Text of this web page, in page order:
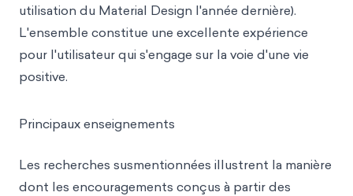
utilisation du Material Design l'année dernière).
L'ensemble constitue une excellente expérience
pour l'utilisateur qui s'engage sur la voie d'une vie
positive.
Principaux enseignements
Les recherches susmentionnées illustrent la manière
dont les encouragements conçus à partir des